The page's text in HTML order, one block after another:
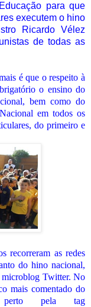
para que
executem o hino
Ricardo Vélez
de todas as
é que o respeito à
o ensino do
bem como do
em todos os
do primeiro e
recorreram as redes
do hino nacional,
microblog Twitter. No
mais comentado do
perto pela tag